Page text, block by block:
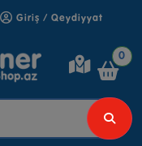
Giriş / Qeydiyyat
0